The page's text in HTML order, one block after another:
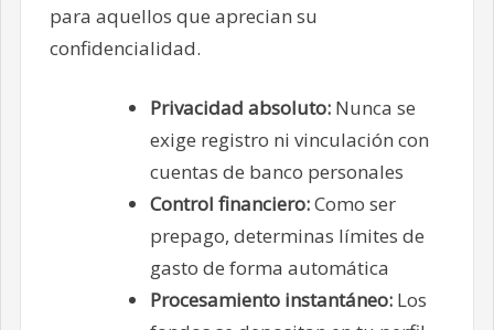
para aquellos que aprecian su
confidencialidad.
Privacidad absoluto:Nunca se
exige registro ni vinculación con
cuentas de banco personales
Control financiero:Como ser
prepago, determinas límites de
gasto de forma automática
Procesamiento instantáneo:Los